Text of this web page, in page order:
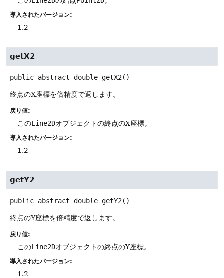
導入されたバージョン:
1.2
getX2
public abstract double getX2 ()
終点のX座標を倍精度で返します。
戻り値:
このLine2Dオブジェクトの終点のX座標。
導入されたバージョン:
1.2
getY2
public abstract double getY2 ()
終点のY座標を倍精度で返します。
戻り値:
このLine2Dオブジェクトの終点のY座標。
導入されたバージョン:
1.2